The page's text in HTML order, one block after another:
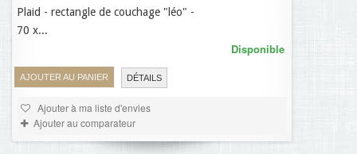
Plaid - rectangle de couchage "léo" -
70 x...
AJOUTER AU PANIER DÉTAILS
Disponible
Ajouter à ma liste d'envies
Ajouter au comparateur